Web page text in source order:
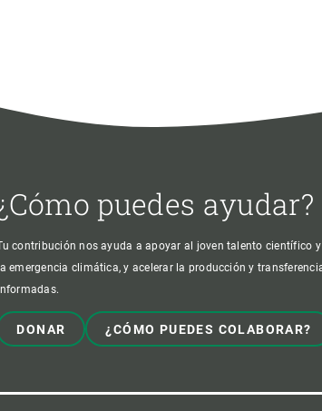
puedes ayudar?
contribución nos ayuda a apoyar al joven talento científico
la emergencia climática, y acelerar la producción y
DONAR ¿CÓMO PUEDES COLABORAR?